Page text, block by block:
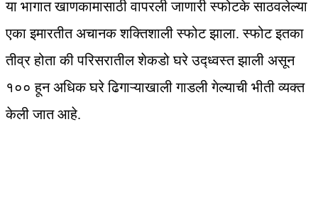
या भागात खाणकामासाठी वापरली जाणारी स्फोटके साठवलेल्या
एका इमारतीत अचानक शक्तिशाली स्फोट झाला. स्फोट इतका
तीव्र होता की परिसरातील शेकडो घरे उद्ध्वस्त झाली असून
१०० हून अधिक घरे ढिगाऱ्याखाली गाडली गेल्याची भीती व्यक्त
केली जात आहे.